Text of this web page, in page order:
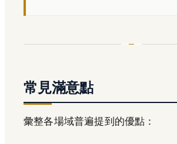
常見滿意點
彙整各場域普遍提到的優點：